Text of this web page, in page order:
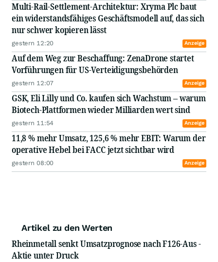
Multi-Rail-Settlement-Architektur: Xryma Plc baut
ein widerstandsfähiges Geschäftsmodell auf, das sich
nur schwer kopieren lässt
gestern 12:20 Anzeige
Auf dem Weg zur Beschaffung: ZenaDrone startet
Vorführungen für US-Verteidigungsbehörden
gestern 12:07 Anzeige
GSK, Eli Lilly und Co. kaufen sich Wachstum – warum
Biotech-Plattformen wieder Milliarden wert sind
gestern 11:54 Anzeige
11,8 % mehr Umsatz, 125,6 % mehr EBIT: Warum der
operative Hebel bei FACC jetzt sichtbar wird
gestern 08:00 Anzeige
Artikel zu den Werten
Rheinmetall senkt Umsatzprognose nach F126-Aus -
Aktie unter Druck